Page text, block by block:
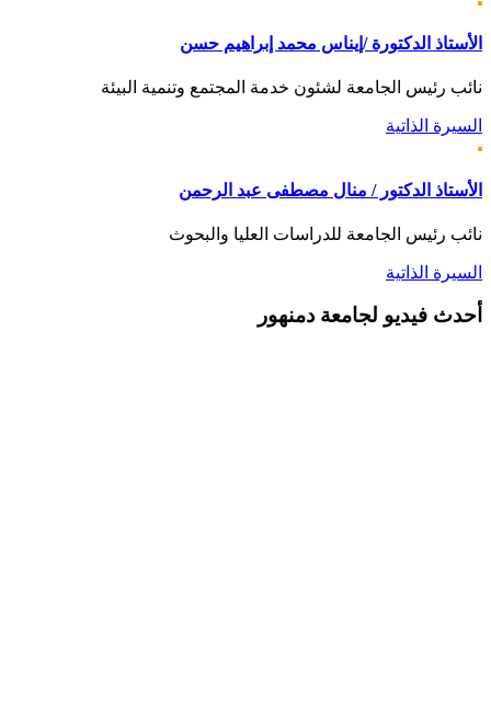
الأستاذ الدكتورة /إيناس محمد إبراهيم حسن
نائب رئيس الجامعة لشئون خدمة المجتمع وتنمية البيئة
السيرة الذاتية
الأستاذ الدكتور / منال مصطفى عبد الرحمن
نائب رئيس الجامعة للدراسات العليا والبحوث
السيرة الذاتية
أحدث فيديو لجامعة دمنهور